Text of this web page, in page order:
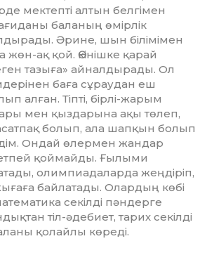
мектепті алтын белгімен
баланың өмірлік
Әрине, шын білімімен
ақ қой. Өкінішке қарай
тазыға» айналдырады. Ол
баға сұраудан еш
алған. Тіпті, бір­лі-жарым
мен қыз­да­рына ақы төлеп,
болып, ала шапқын болып
Ондай өлермен жандар
қоймайды. Ғылыми
олимпиадаларда жең­діріп,
байлатады. Олардың көбі
секілді пәндерге
тіл-әдебиет, тарих секілді
қолайлы көреді.